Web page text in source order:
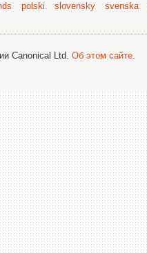
polski slovensky svenska
Canonical Ltd. Об этом сайте.